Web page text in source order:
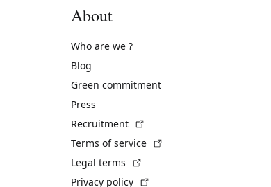
About
Who are we ?
Blog
Green commitment
Press
Recruitment
Terms of service
Legal terms
Privacy policy